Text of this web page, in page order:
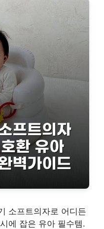
소프트의자로 어디든
에 잡은 유아 필수템.